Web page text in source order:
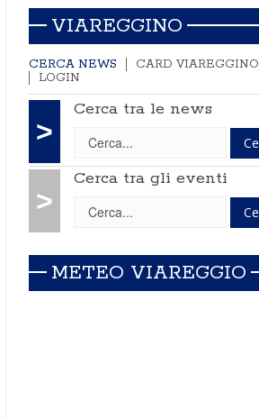
VIAREGGINO
CERCA NEWS
CARD VIAREGGINO
LOGIN
>
Cerca tra le news
>
Cerca tra gli eventi
METEO VIAREGGIO